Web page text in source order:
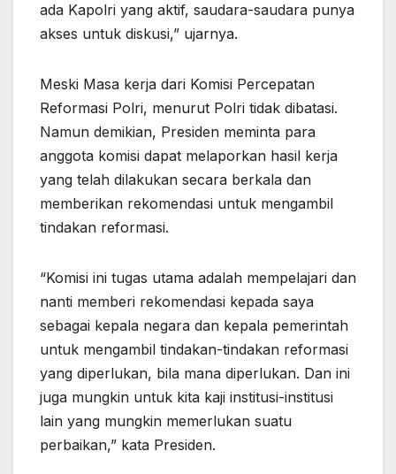
ada Kapolri yang aktif, saudara-saudara punya
akses untuk diskusi,” ujarnya.
Meski Masa kerja dari Komisi Percepatan
Reformasi Polri, menurut Polri tidak dibatasi.
Namun demikian, Presiden meminta para
anggota komisi dapat melaporkan hasil kerja
yang telah dilakukan secara berkala dan
memberikan rekomendasi untuk mengambil
tindakan reformasi.
“Komisi ini tugas utama adalah mempelajari dan
nanti memberi rekomendasi kepada saya
sebagai kepala negara dan kepala pemerintah
untuk mengambil tindakan-tindakan reformasi
yang diperlukan, bila mana diperlukan. Dan ini
juga mungkin untuk kita kaji institusi-institusi
lain yang mungkin memerlukan suatu
perbaikan,” kata Presiden.